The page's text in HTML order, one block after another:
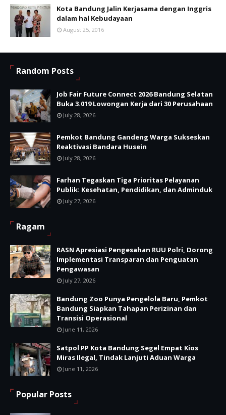
Kota Bandung Jalin Kerjasama dengan Inggris
dalam hal Kebudayaan
August 25, 2016
Random Posts
Job Fair Future Connect 2026 Bandung Selatan
Buka 3.019 Lowongan Kerja dari 30 Perusahaan
July 28, 2026
Pemkot Bandung Gandeng Warga Sukseskan
Reaktivasi Bandara Husein
July 28, 2026
Farhan Tegaskan Tiga Prioritas Pelayanan
Publik: Kesehatan, Pendidikan, dan Adminduk
July 27, 2026
Ragam
RASN Apresiasi Pengesahan RUU Polri, Dorong
Implementasi Transparan dan Penguatan
Pengawasan
July 27, 2026
Bandung Zoo Punya Pengelola Baru, Pemkot
Bandung Siapkan Tahapan Perizinan dan
Transisi Operasional
June 11, 2026
Satpol PP Kota Bandung Segel Empat Kios
Miras Ilegal, Tindak Lanjuti Aduan Warga
June 11, 2026
Popular Posts